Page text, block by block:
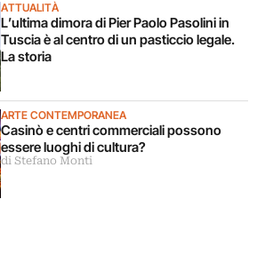
ATTUALITÀ
L’ultima dimora di Pier Paolo Pasolini in
Tuscia è al centro di un pasticcio legale.
La storia
ARTE CONTEMPORANEA
Casinò e centri commerciali possono
essere luoghi di cultura?
di Stefano Monti